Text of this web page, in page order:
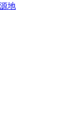
地